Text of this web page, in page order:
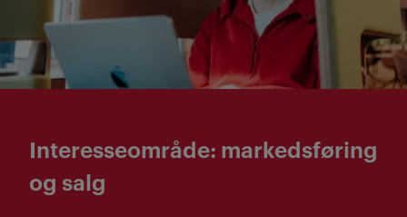
Et annet råd er å lage en liste
over hva du syns er spennende
innen markedsføring, og hva du
kunne tenkt deg å jobbe med.
På studiesiden for hver
bachelorgrad finner du
inspirerende artikler om tidligere
Interesseområde: markedsføring
og salg